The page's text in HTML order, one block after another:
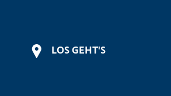
LOS GEHT'S